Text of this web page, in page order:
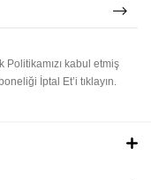
Politikamızı kabul etmiş
İptal Et’i tıklayın.